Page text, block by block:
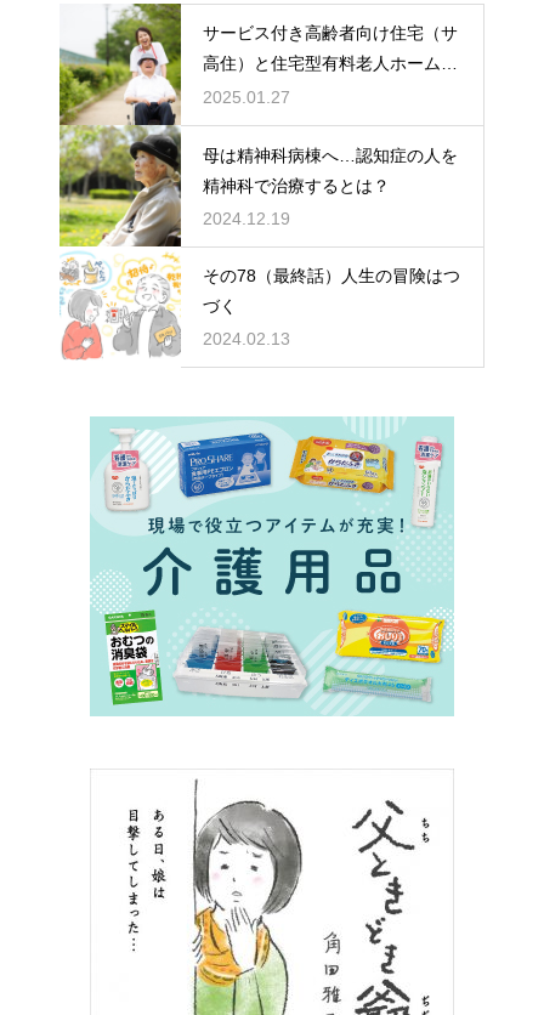
サービス付き高齢者向け住宅（サ
高住）と住宅型有料老人ホーム：
どちらを選ぶ？
2025.01.27
母は精神科病棟へ…認知症の人を
精神科で治療するとは？
2024.12.19
その78（最終話）人生の冒険はつ
づく
2024.02.13